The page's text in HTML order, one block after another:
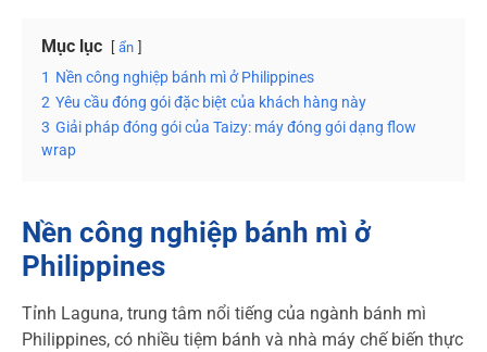
Mục lục ẩn
1 Nền công nghiệp bánh mì ở Philippines
2 Yêu cầu đóng gói đặc biệt của khách hàng này
3 Giải pháp đóng gói của Taizy: máy đóng gói dạng flow
wrap
Nền công nghiệp bánh mì ở
Philippines
Tỉnh Laguna, trung tâm nổi tiếng của ngành bánh mì
Philippines, có nhiều tiệm bánh và nhà máy chế biến thực